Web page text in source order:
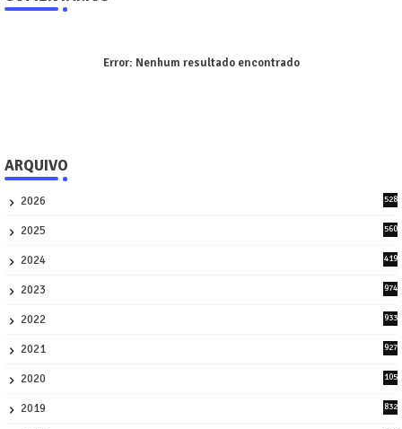
Error: Nenhum resultado encontrado
ARQUIVO
2026
528
2025
560
2024
419
2023
974
2022
933
2021
927
2020
105
2019
832